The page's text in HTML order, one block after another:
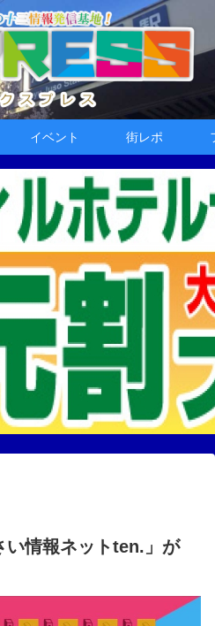
イベント 街レポ
い情報ネットten.」が